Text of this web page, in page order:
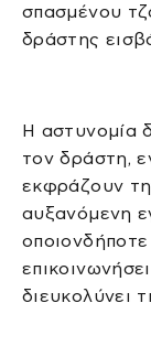
σπασμένου
δράστης
Η αστυνομία
τον δράστη,
εκφράζουν
αυξανόμενη
διευκολύνει